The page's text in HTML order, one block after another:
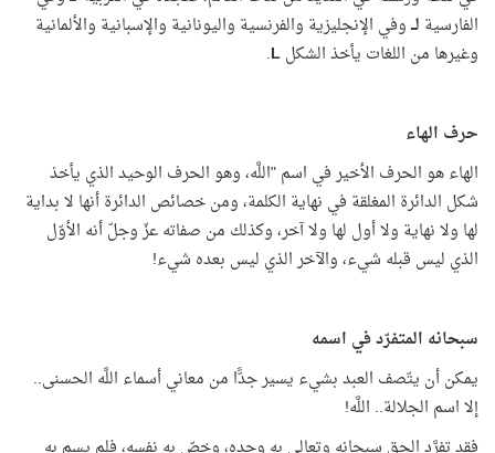
الفارسية لــوفي الإنجليزية والفرنسية واليونانية والإسبانية والألمانية
وغيرها من اللغات يأخذ الشكلL
.
حرف الهاء
الهاء هو الحرف الأخير في اسم "اللَّه، وهو الحرف الوحيد الذي يأخذ
شكل الدائرة المغلقة في نهاية الكلمة، ومن خصائص الدائرة أنها لا بداية
لها ولا نهاية ولا أول لها ولا آخر، وكذلك من صفاته عزّ وجلّ أنه الأوّل
الذي ليس قبله شيء، والآخر الذي ليس بعده شيء!
سبحانه المتفرّد في اسمه
يمكن أن يتّصف العبد بشيء يسير جدًّا من معاني أسماء اللَّه الحسنى..
إلا اسم الجلالة.. اللَّه!